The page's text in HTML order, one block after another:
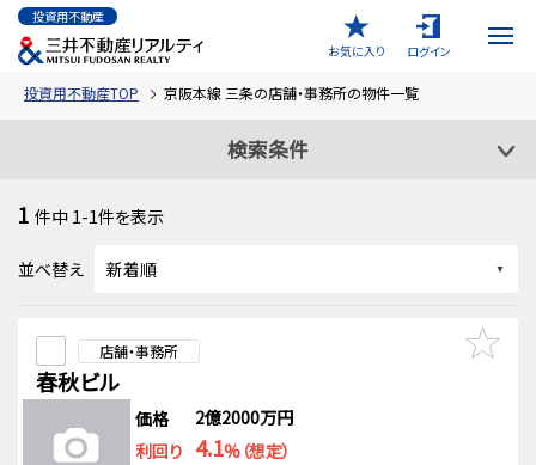
投資用不動産
お気に入り
ログイン
投資用不動産TOP 京阪本線 三条の店舗・事務所の物件一覧
検索条件
1 件中 1-1件を表示
並べ替え
店舗・事務所
春秋ビル
価格
2億2000万円
利回り 4.1%（想定）